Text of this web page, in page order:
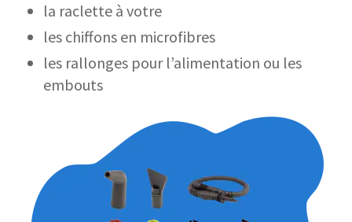
la raclette à votre
les chiffons en microfibres
les rallonges pour l’alimentation ou les
embouts